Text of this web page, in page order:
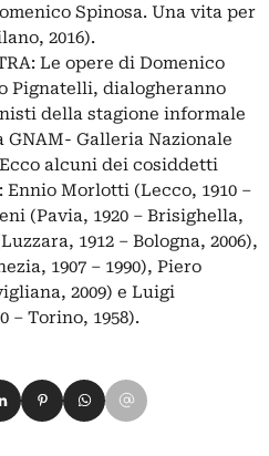
Spinosa. Una vita per
2016).
Le opere di Domenico
Pignatelli, dialogheranno
della stagione informale
Galleria Nazionale
alcuni dei cosiddetti
Morlotti (Lecco, 1910 –
(Pavia, 1920 – Brisighella,
1912 – Bologna, 2006),
1907 – 1990), Piero
2009) e Luigi
– Torino, 1958).
su Xsu LinkedIn
Condividi su Pinterest
Condividi su WhatsApp
Condividi su Email